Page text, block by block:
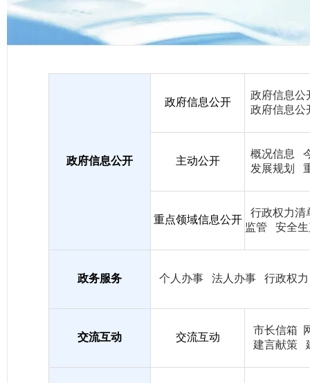
政府信息公开
政府信息公开
政府信息公
政府信息公
主动公开
概况信息
发展规划
重点领域信息公开
行政权力清
监管
安全
政务服务 个人办事 法人办事 行政权力
交流互动 交流互动
市长信箱
建言献策